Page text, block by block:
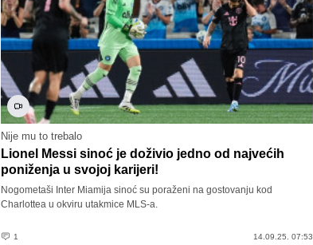
Nije mu to trebalo
Lionel Messi sinoć je doživio jedno od najvećih
poniženja u svojoj karijeri!
Nogometaši Inter Miamija sinoć su poraženi na gostovanju kod
Charlottea u okviru utakmice MLS-a.
1 14.09.25. 07:53